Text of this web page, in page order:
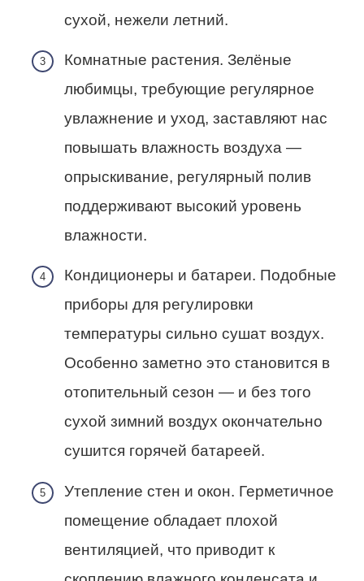
сухой, нежели летний.
Комнатные растения. Зелёные
любимцы, требующие регулярное
увлажнение и уход, заставляют нас
повышать влажность воздуха —
опрыскивание, регулярный полив
поддерживают высокий уровень
влажности.
Кондиционеры и батареи. Подобные
приборы для регулировки
температуры сильно сушат воздух.
Особенно заметно это становится в
отопительный сезон — и без того
сухой зимний воздух окончательно
сушится горячей батареей.
Утепление стен и окон. Герметичное
помещение обладает плохой
вентиляцией, что приводит к